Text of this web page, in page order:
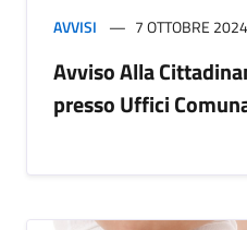
AVVISI 7 OTTOBRE 2024
Avviso Alla
presso Uffici